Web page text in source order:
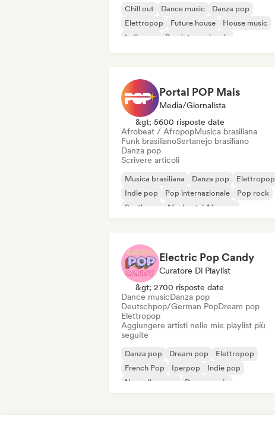
Chill out Dance music
Danza pop
Elettropop
Future house
House music
Indie pop
Pop internazionale
Portal POP Mais
Media/Giornalista
&gt; 5600 risposte date
Afrobeat / AfropopMusica brasiliana
Funk brasilianoSertanejo brasiliano
Danza pop
Scrivere articoli
Musica brasiliana Danza pop
Elettropop
Indie pop
Pop internazionale
Pop rock
Synthpop
Afrobeat / Afropop
Electric Pop Candy
Curatore Di Playlist
&gt; 2700 risposte date
Dance musicDanza pop
Deutschpop/German PopDream pop
Elettropop
Aggiungere artisti nelle mie playlist più
seguite
Danza pop Dream pop
Elettropop
French Pop
Iperpop
Indie pop
Nouvelle scene
Dance music